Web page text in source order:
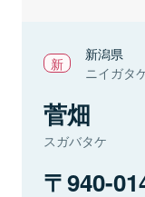
新潟県
ニイガタ
菅畑
スガバタケ
940-